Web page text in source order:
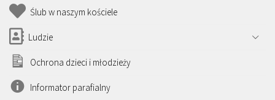
Ślub w naszym kościele
Ludzie
Ochrona dzieci i młodzieży
Informator parafialny